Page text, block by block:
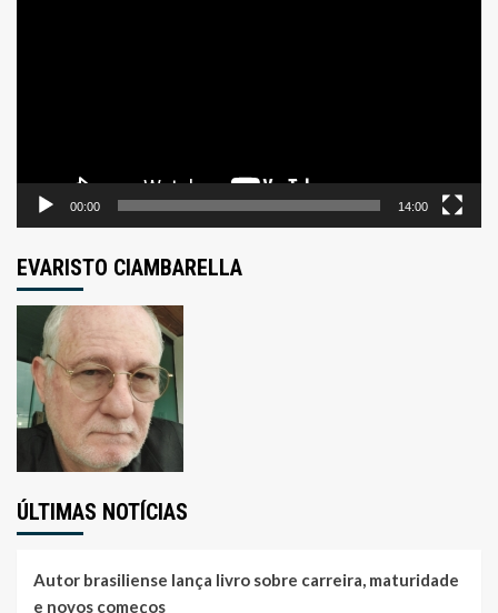
00:00 14:00
EVARISTO CIAMBARELLA
ÚLTIMAS NOTÍCIAS
Autor brasiliense lança livro sobre carreira, maturidade
e novos começos